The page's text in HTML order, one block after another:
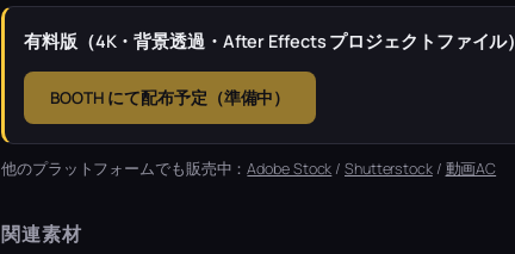
有料版（4K・背景透過・After Effects プロジェクトファイル）
BOOTH にて配布予定（準備中）
他のプラットフォームでも販売中：Adobe Stock /Shutterstock/ 動画AC
関連素材